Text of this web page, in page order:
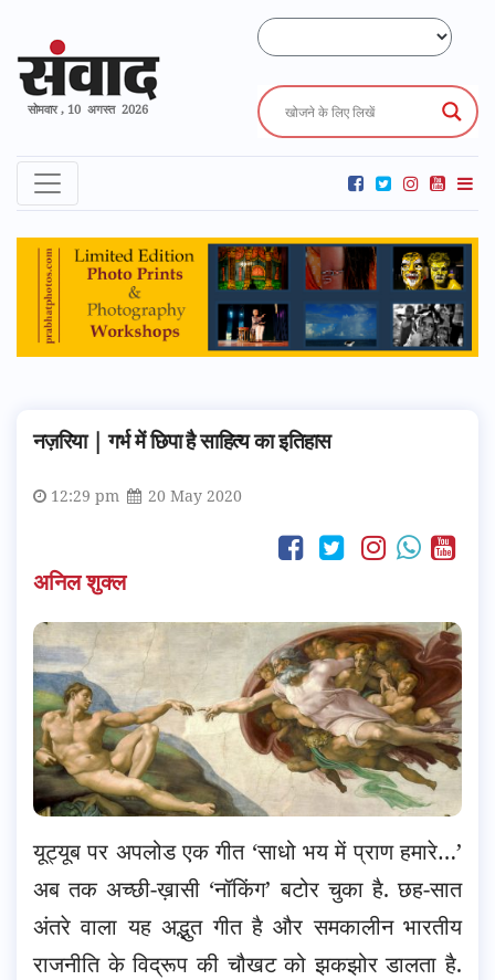
सोमवार , 10 अगस्त 2026
नज़रिया | गर्भ में छिपा है साहित्य का इतिहास
12:29 pm 20 May 2020
अनिल शुक्ल
यूट्यूब पर अपलोड एक गीत ‘साधो भय में प्राण हमारे…’
अब तक अच्छी-ख़ासी ‘नॉकिंग’ बटोर चुका है. छह-सात
अंतरे वाला यह अद्भुत गीत है और समकालीन भारतीय
राजनीति के विद्रूप की चौखट को झकझोर डालता है.